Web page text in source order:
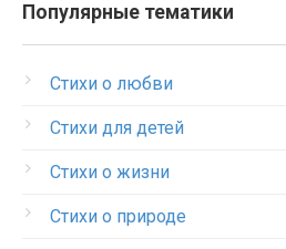
Популярные тематики
Стихи о любви
Стихи для детей
Стихи о жизни
Стихи о природе